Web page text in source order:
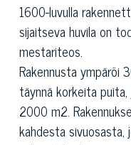
1600-luvulla
sijaitseva huvila on
mestariteos.
Rakennusta ympäröi
täynnä korkeita
2000 m2.
kahdesta sivuosasta,